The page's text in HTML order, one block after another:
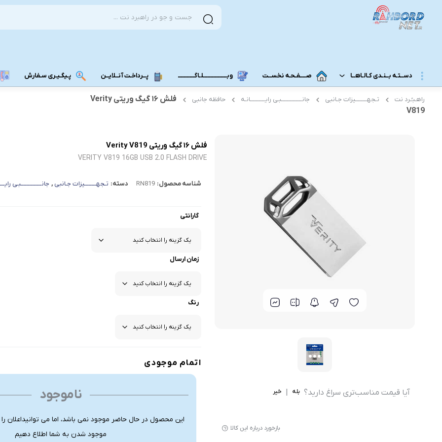
دســتـه بــنـدی کـالـاهــا
مــودم 3G/4G/5G/TD-LTE
مـــودم هـــــمـراه
مودم 5G همراه
مودم 4G همراه
مـــــــحـصــولات رایـــــــتـــــــل
محصولات اپراتورهای همراه
تــــــــجـــهــــیـزات جــــــانـبـی
انــــــــــــدرویــد بـــــــــاکــــس
جــــــــــــــعـــــــبـه بــــــــــــــــاز
صــــفـحـه نخســت وبــــــــــــــــلـاگـــــــــــ پــرداخـت آنــلایــن پـیگـیـری سـفارش
راهـبـُـرد نت تـجهــــــــیزات جـانبی جانــــــــــــــبـی رایــــــــــانـه حافظه جانبی
فلش ۱۶ گیگ وریتی Verity
V819
آیا قیمت مناسب‌تری سراغ دارید؟ بله خیر
بازخورد درباره این کالا
فلش ۱۶ گیگ وریتی Verity V819
VERITY V819 16GB USB 2.0 FLASH DRIVE
شناسه محصول: RN819 دسته: تـجهــــــــیزات جـانبی , جانــــــــــــــبـی
گارانتی
زمان ارسال
رنگ
اتمام موجودی
ناموجود
این محصول در حال حاضر موجود نمی باشد، اما می توانیداعلان
موجود شدن به شما اطلاع دهیم